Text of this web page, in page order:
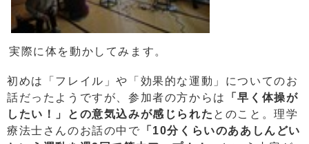
実際に体を動かしてみます。
初めは「フレイル」や「効果的な運動」についてのお
話だったようですが、参加者の方からは
「早く体操が
したい！」との意気込みが感じられた とのこと。理学
療法士さんのお話の中で 「10分くらいのああしんどい